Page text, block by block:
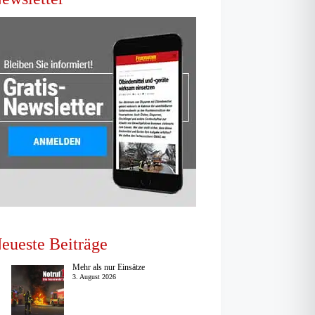
Beiträge
Mehr als nur Einsätze
3. August 2026